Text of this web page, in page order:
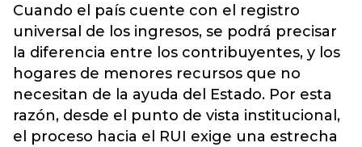
Cuando el país cuente con el registro
universal de los ingresos, se podrá precisar
la diferencia entre los contribuyentes, y los
hogares de menores recursos que no
necesitan de la ayuda del Estado. Por esta
razón, desde el punto de vista institucional,
el proceso hacia el RUI exige una estrecha